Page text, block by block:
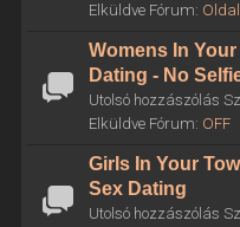
Elküldve Fórum: Oldal
Womens In
Dating - No
Utolsó hozzászólás
Elküldve Fórum: OFF
Girls In Your
Sex Dating
Utolsó hozzászólás